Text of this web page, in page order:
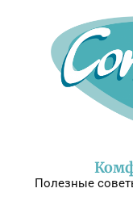
Полезные